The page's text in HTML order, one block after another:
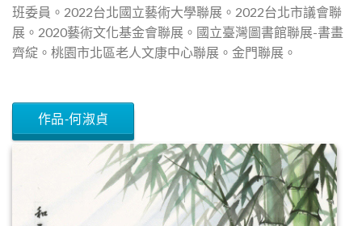
班委員。2022台北國立藝術大學聯展。2022台北市議會聯
展。2020藝術文化基金會聯展。國立臺灣圖書館聯展-書畫
齊綻。桃園市北區老人文康中心聯展。金門聯展。
作品-何淑貞